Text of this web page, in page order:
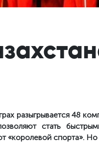
разыгрывается 48
стать
«королевой спорта».